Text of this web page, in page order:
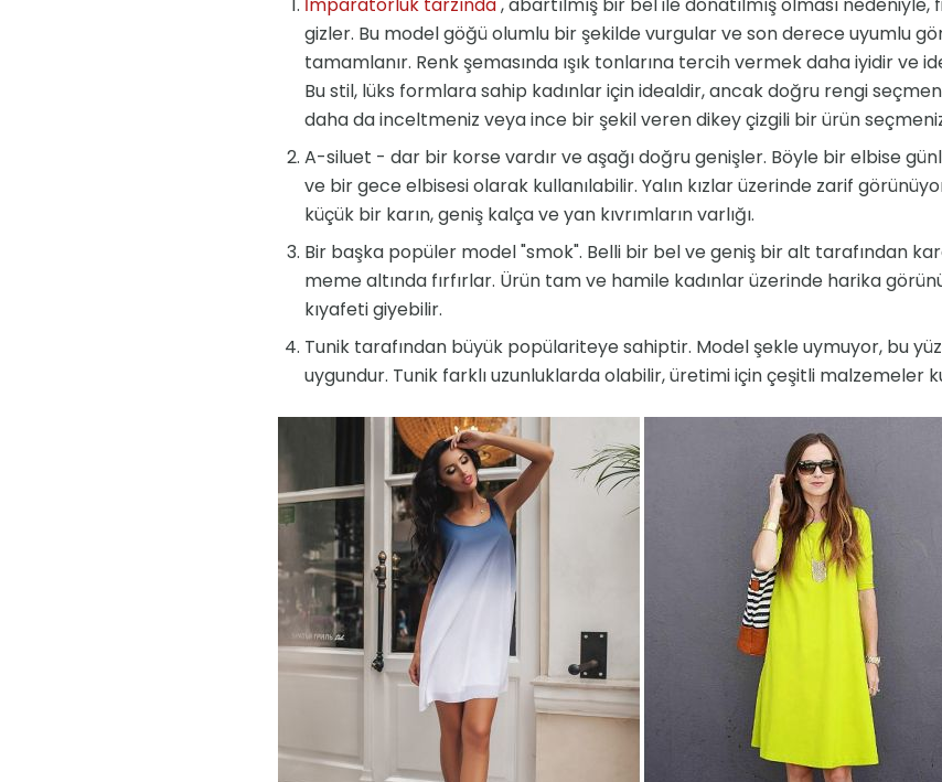
gizler. Bu model göğü olumlu bir şekilde vurgular ve son derece uyumlu
tamamlanır. Renk şemasında ışık tonlarına tercih vermek daha iyidir ve
Bu stil, lüks formlara sahip kadınlar için idealdir, ancak doğru rengi
daha da inceltmeniz veya ince bir şekil veren dikey çizgili bir ürün
A-siluet - dar bir korse vardır ve aşağı doğru genişler. Böyle bir elbise
ve bir gece elbisesi olarak kullanılabilir. Yalın kızlar üzerinde zarif
küçük bir karın, geniş kalça ve yan kıvrımların varlığı.
Bir başka popüler model "smok". Belli bir bel ve geniş bir alt tarafından
meme altında fırfırlar. Ürün tam ve hamile kadınlar üzerinde harika
kıyafeti giyebilir.
Tunik tarafından büyük popülariteye sahiptir. Model şekle uymuyor, bu
uygundur. Tunik farklı uzunluklarda olabilir, üretimi için çeşitli malzemeler